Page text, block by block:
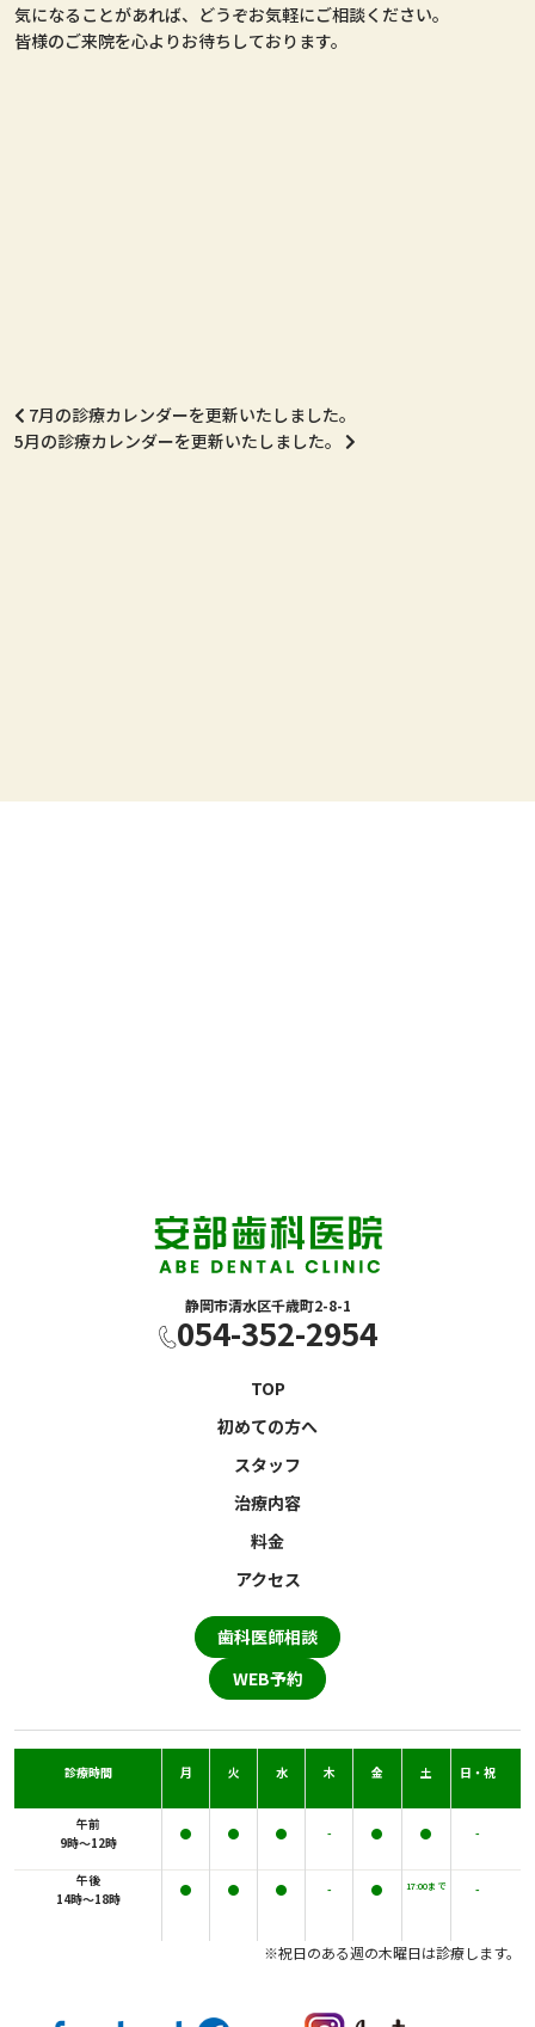
気になることがあれば、どうぞお気軽にご相談ください。
皆様のご来院を心よりお待ちしております。
7月の診療カレンダーを更新いたしました。
5月の診療カレンダーを更新いたしました。
静岡市清水区千歳町2-8-1
054-352-2954
TOP
初めての方へ
スタッフ
治療内容
料金
アクセス
歯科医師相談
WEB予約
診療時間 月 火 水 木 金 土 日・祝
午前
9時～12時
● ● ● - ● ● -
午後
14時～18時
● ● ● - ● 17:00まで -
※祝日のある週の木曜日は診療します。